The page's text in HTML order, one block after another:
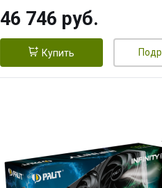
46 746 руб.
Купить